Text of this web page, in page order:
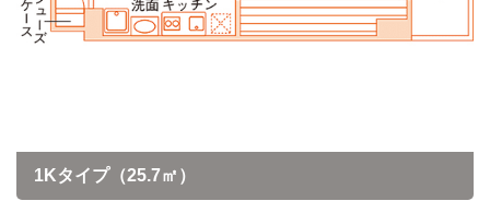
1Kタイプ（25.7㎡）